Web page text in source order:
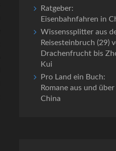
Ratgeber:
Eisenbahnfahren in
Wissenssplitter aus
Reisesteinbruch (29)
Drachenfrucht bis
Kui
Pro Land ein Buch:
Romane aus und über
China